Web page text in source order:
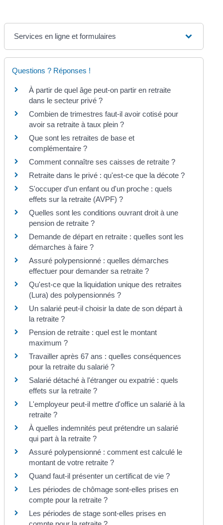
Services en ligne et formulaires
Questions ? Réponses !
À partir de quel âge peut-on partir en retraite
dans le secteur privé ?
Combien de trimestres faut-il avoir cotisé pour
avoir sa retraite à taux plein ?
Que sont les retraites de base et
complémentaire ?
Comment connaître ses caisses de retraite ?
Retraite dans le privé : qu'est-ce que la décote ?
S'occuper d'un enfant ou d'un proche : quels
effets sur la retraite (AVPF) ?
Quelles sont les conditions ouvrant droit à une
pension de retraite ?
Demande de départ en retraite : quelles sont les
démarches à faire ?
Assuré polypensionné : quelles démarches
effectuer pour demander sa retraite ?
Qu'est-ce que la liquidation unique des retraites
(Lura) des polypensionnés ?
Un salarié peut-il choisir la date de son départ à
la retraite ?
Pension de retraite : quel est le montant
maximum ?
Travailler après 67 ans : quelles conséquences
pour la retraite du salarié ?
Salarié détaché à l'étranger ou expatrié : quels
effets sur la retraite ?
L'employeur peut-il mettre d'office un salarié à la
retraite ?
À quelles indemnités peut prétendre un salarié
qui part à la retraite ?
Assuré polypensionné : comment est calculé le
montant de votre retraite ?
Quand faut-il présenter un certificat de vie ?
Les périodes de chômage sont-elles prises en
compte pour la retraite ?
Les périodes de stage sont-elles prises en